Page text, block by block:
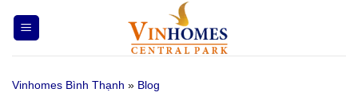
qua
nội
Vinhomes Bình Thạnh » Blog